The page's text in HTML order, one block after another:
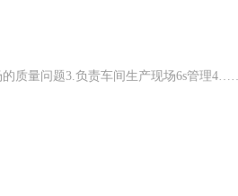
质量问题3.负责车间生产现场6s管理4……